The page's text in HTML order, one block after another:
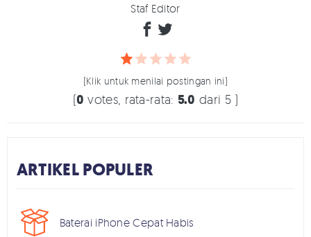
Staf Editor
(Klik untuk menilai postingan ini)
(0 votes, rata-rata: 5.0 dari 5 )
ARTIKEL POPULER
Baterai iPhone Cepat Habis